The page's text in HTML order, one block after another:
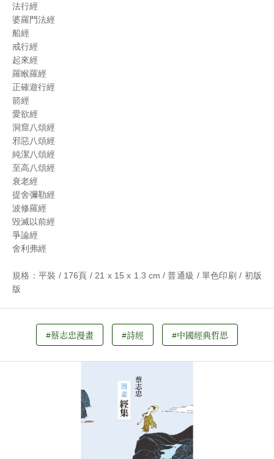
法行經
婆羅門法經
船經
戒行經
起來經
羅睺羅經
正確遊行經
箭經
愛欲經
洞窟八頌經
邪惡八頌經
純潔八頌經
至高八頌經
衰老經
提舍彌勒經
波修羅經
毀滅以前經
爭論經
舍利弗經
規格：平裝 / 176頁 / 21 x 15 x 1.3 cm / 普通級 / 單色印刷 / 初版
版
#蔡志忠漫畫 #詩經 #中國經典哲思